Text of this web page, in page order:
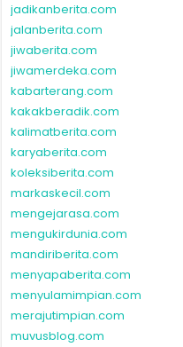
jadikanberita.com
jalanberita.com
jiwaberita.com
jiwamerdeka.com
kabarterang.com
kakakberadik.com
kalimatberita.com
karyaberita.com
koleksiberita.com
markaskecil.com
mengejarasa.com
mengukirdunia.com
mandiriberita.com
menyapaberita.com
menyulamimpian.com
merajutimpian.com
muvusblog.com